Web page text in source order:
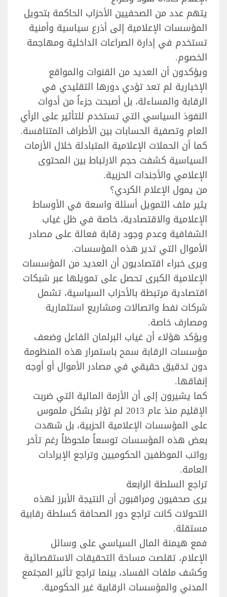
يتهم عدد من الصحفيين الأحزاب الحاكمة بتحويل
المؤسسات الإعلامية إلى أذرع سياسية وأمنية
تستخدم في إدارة الصراعات الداخلية ومهاجمة
الخصوم.
ويؤكدون أن العديد من القنوات والمواقع
الإخبارية لم تعد تؤدي دورها التقليدي في
الرقابة والمساءلة، بل أصبحت جزءاً من أدوات
النفوذ السياسي التي تستخدم للتأثير على الرأي
العام وتصفية الحسابات بين الأطراف المتنافسة.
كما أن الحملات الإعلامية المتبادلة خلال الأزمات
السياسية كشفت حجم الارتباط بين المحتوى
الإعلامي والأجندات الحزبية.
من يمول الإعلام الكردي؟
يثير ملف التمويل أسئلة واسعة في الأوساط
الإعلامية والاقتصادية، خاصة في ظل غياب
الشفافية وعدم وجود رقابة فعالة على مصادر
الأموال التي تدير هذه المؤسسات.
ويرى خبراء اقتصاديون أن العديد من المؤسسات
الإعلامية الكبرى تحصل على تمويلها عبر شبكات
اقتصادية مرتبطة بالأحزاب السياسية، تشمل
شركات نفط واتصالات ومشاريع استثمارية
ومصارف خاصة.
ويؤكد هؤلاء أن غياب البرلمان الفاعل وضعف
مؤسسات الرقابة سمح باستمرار هذه المنظومة
دون تدقيق حقيقي في مصادر الأموال أو أوجه
إنفاقها.
كما يشيرون إلى أن الأزمة المالية التي ضربت
الإقليم منذ عام 2013 لم تؤثر بشكل ملموس
على المؤسسات الإعلامية الحزبية، بل شهدت
بعض هذه المؤسسات توسعاً ملحوظاً رغم تأخر
رواتب الموظفين الحكوميين وتراجع الإيرادات
العامة.
تراجع السلطة الرابعة
يرى صحفيون ومراقبون أن النتيجة الأبرز لهذه
التحولات كانت تراجع دور الصحافة كسلطة رقابية
مستقلة.
فمع هيمنة المال السياسي على وسائل
الإعلام، تقلصت مساحة التحقيقات الاستقصائية
وكشف ملفات الفساد، بينما تراجع تأثير المجتمع
المدني والمؤسسات الرقابية غير الحكومية.